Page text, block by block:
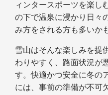
ィンタースポーツを楽し
の下で温泉に浸かり日々
み方をされる方も多いか
雪山はそんな楽しみを提
わりやすく、路面状況が
す。快適かつ安全に冬の
には、事前の準備が不可